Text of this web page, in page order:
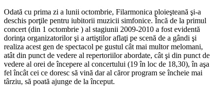
Odată cu prima zi a lunii octombrie, Filarmonica ploieşteană şi-a
deschis porţile pentru iubitorii muzicii simfonice. Încă de la primul
concert (din 1 octombrie ) al stagiunii 2009-2010 a fost evidentă
dorinţa organizatorilor şi a artiştilor aflaţi pe scenă de a gândi şi
realiza acest gen de spectacol pe gustul cât mai multor melomani,
atât din punct de vedere al repertoriilor abordate, cât şi din punct de
vedere al orei de începere al concertului (19 în loc de 18,30), în aşa
fel încât cei ce doresc să vină dar al căror program se încheie mai
târziu, să poată ajunge de la început.